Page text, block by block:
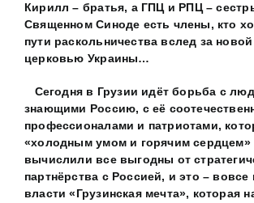
Кирилл – братья, а ГПЦ и РПЦ –
Священном Синоде есть члены, кто
пути раскольничества вслед за
церковью Украины…
Сегодня в Грузии идёт борьба с
знающими Россию, с её
профессионалами и патриотами,
«холодным умом и горячим сердцем»
вычислили все выгодны от
партнёрства с Россией, и это – вовсе
власти «Грузинская мечта», которая